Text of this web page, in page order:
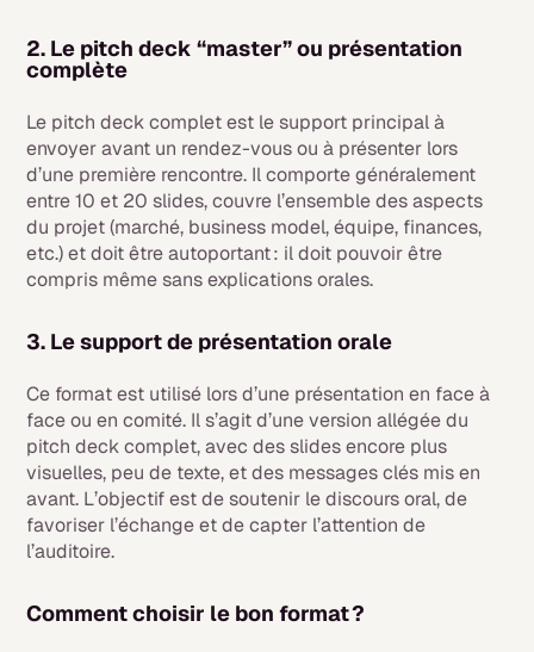
2. Le pitch deck “master” ou présentation
complète
Le pitch deck complet est le support principal à
envoyer avant un rendez-vous ou à présenter lors
d’une première rencontre. Il comporte généralement
entre 10 et 20 slides, couvre l’ensemble des aspects
du projet (marché, business model, équipe, finances,
etc.) et doit être autoportant : il doit pouvoir être
compris même sans explications orales.
3. Le support de présentation orale
Ce format est utilisé lors d’une présentation en face à
face ou en comité. Il s’agit d’une version allégée du
pitch deck complet, avec des slides encore plus
visuelles, peu de texte, et des messages clés mis en
avant. L’objectif est de soutenir le discours oral, de
favoriser l’échange et de capter l’attention de
l’auditoire.
Comment choisir le bon format ?